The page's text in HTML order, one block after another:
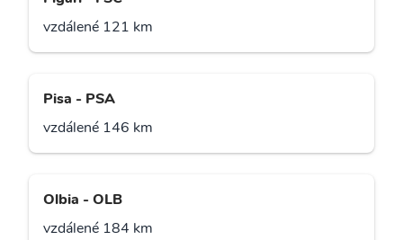
vzdálené 121 km
Pisa - PSA
vzdálené 146 km
Olbia - OLB
vzdálené 184 km